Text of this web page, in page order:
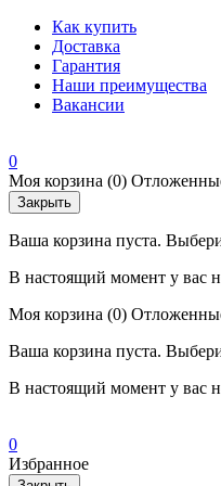
Как купить
Доставка
Гарантия
Наши преимущества
Вакансии
0
Моя корзина (0)
Закрыть
Ваша корзина пуста.
В настоящий момент у вас
Моя корзина (0)
Ваша корзина пуста.
В настоящий момент у вас
0
Избранное